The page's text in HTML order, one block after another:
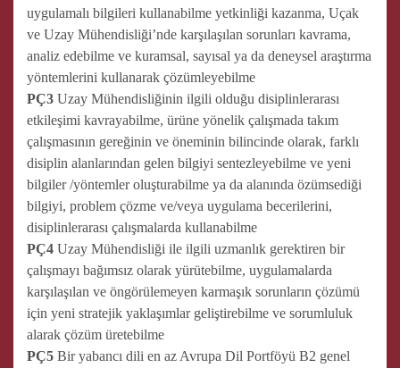
uygulamalı bilgileri kullanabilme yetkinliği kazanma, Uçak
ve Uzay Mühendisliği’nde karşılaşılan sorunları kavrama,
analiz edebilme ve kuramsal, sayısal ya da deneysel araştırma
yöntemlerini kullanarak çözümleyebilme
PÇ3 Uzay Mühendisliğinin ilgili olduğu disiplinlerarası
etkileşimi kavrayabilme, ürüne yönelik çalışmada takım
çalışmasının gereğinin ve öneminin bilincinde olarak, farklı
disiplin alanlarından gelen bilgiyi sentezleyebilme ve yeni
bilgiler /yöntemler oluşturabilme ya da alanında özümsediği
bilgiyi, problem çözme ve/veya uygulama becerilerini,
disiplinlerarası çalışmalarda kullanabilme
PÇ4 Uzay Mühendisliği ile ilgili uzmanlık gerektiren bir
çalışmayı bağımsız olarak yürütebilme, uygulamalarda
karşılaşılan ve öngörülemeyen karmaşık sorunların çözümü
için yeni stratejik yaklaşımlar geliştirebilme ve sorumluluk
alarak çözüm üretebilme
PÇ5 Bir yabancı dili en az Avrupa Dil Portföyü B2 genel